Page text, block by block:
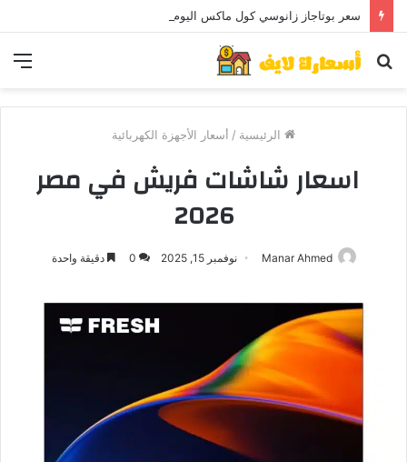
سعر بوتاجاز زانوسي كول ماكس اليوم ..و5 عيوب
بحث
الرئيسية / أسعار الأجهزة الكهربائية
اسعار شاشات فريش في مصر
2026
Manar Ahmed نوفمبر 15, 2025 0 دقيقة واحدة